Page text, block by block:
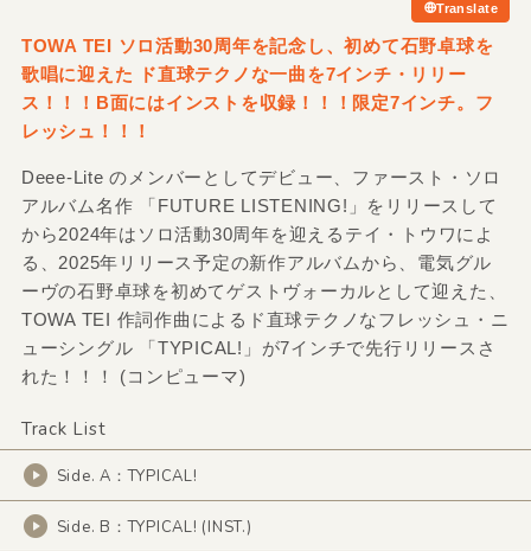
Translate
TOWA TEI ソロ活動30周年を記念し、初めて石野卓球を
歌唱に迎えた ド直球テクノな一曲を7インチ・リリー
ス！！！B面にはインストを収録！！！限定7インチ。フ
レッシュ！！！
Deee-Lite のメンバーとしてデビュー、ファースト・ソロ
アルバム名作 「FUTURE LISTENING!」をリリースして
から2024年はソロ活動30周年を迎えるテイ・トウワによ
る、2025年リリース予定の新作アルバムから、電気グル
ーヴの石野卓球を初めてゲストヴォーカルとして迎えた、
TOWA TEI 作詞作曲によるド直球テクノなフレッシュ・ニ
ューシングル 「TYPICAL!」が7インチで先行リリースさ
れた！！！ (コンピューマ)
Track List
Side. A：TYPICAL!
Side. B：TYPICAL! (INST.)